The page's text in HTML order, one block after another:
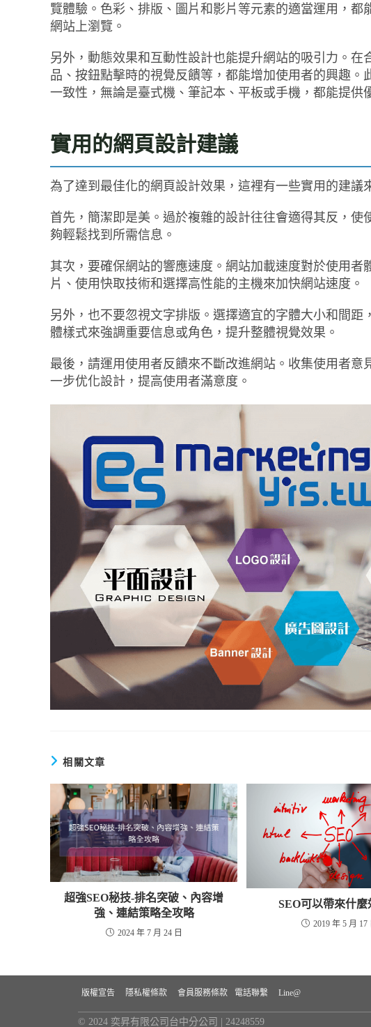
覽體驗。色彩、排版、圖片和影片等元素的適當運用，
網站上瀏覽。
另外，動態效果和互動性設計也能提升網站的吸引力。
品、按鈕點擊時的視覺反饋等，都能增加使用者的興趣
一致性，無論是臺式機、筆記本、平板或手機，都能提供
實用的網頁設計建議
為了達到最佳化的網頁設計效果，這裡有一些實用的建議
首先，簡潔即是美。過於複雜的設計往往會適得其反，
夠輕鬆找到所需信息。
其次，要確保網站的響應速度。網站加載速度對於使用者
片、使用快取技術和選擇高性能的主機來加快網站速度。
另外，也不要忽視文字排版。選擇適宜的字體大小和間
體樣式來強調重要信息或角色，提升整體視覺效果。
最後，請運用使用者反饋來不斷改進網站。收集使用者
一步优化設計，提高使用者滿意度。
相關文章
超強SEO秘技-排名突破、內容增
強、連結策略全攻略
2024 年 7 月 24 日
SEO可以帶來什麼
2019 年 5 月 17
版權宣告 隱私權條款 會員服務條款 電話聯繫 Line@
© 2024 奕昇有限公司台中分公司 | 24248559